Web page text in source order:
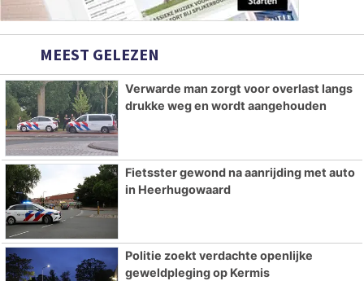
MEEST GELEZEN
Verwarde man zorgt voor overlast langs
drukke weg en wordt aangehouden
Fietsster gewond na aanrijding met auto
in Heerhugowaard
Politie zoekt verdachte openlijke
geweldpleging op Kermis